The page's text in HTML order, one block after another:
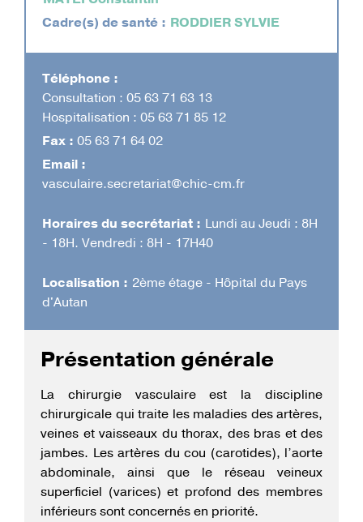
Cadre(s) de santé : RODDIER SYLVIE
Téléphone :
Consultation : 05 63 71 63 13
Hospitalisation : 05 63 71 85 12
Fax : 05 63 71 64 02
Email :
vasculaire.secretariat@chic-cm.fr
Horaires du secrétariat : Lundi au Jeudi : 8H
- 18H. Vendredi : 8H - 17H40
Localisation : 2ème étage - Hôpital du Pays
d'Autan
Présentation générale
La chirurgie vasculaire est la discipline
chirurgicale qui traite les maladies des artères,
veines et vaisseaux du thorax, des bras et des
jambes. Les artères du cou (carotides), l’aorte
abdominale, ainsi que le réseau veineux
superficiel (varices) et profond des membres
inférieurs sont concernés en priorité.